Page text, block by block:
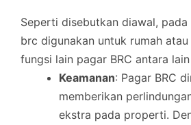
Seperti disebutkan diawal,
brc digunakan untuk rumah
fungsi lain pagar BRC antara
Keamanan: Pagar BRC
memberikan
ekstra pada properti.